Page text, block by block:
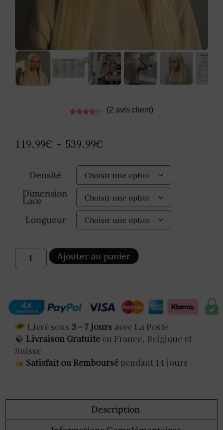
notations
(2 avis client)
119.99€ – 539.99€
Densité
Dimension
Lace
Longueur
Ajouter au panier
Livré sous 3 – 7 jours avec La Poste
Livraison Gratuite en France, Belgique et
Suisse
Satisfait ou Remboursé pendant 14 jours
Description